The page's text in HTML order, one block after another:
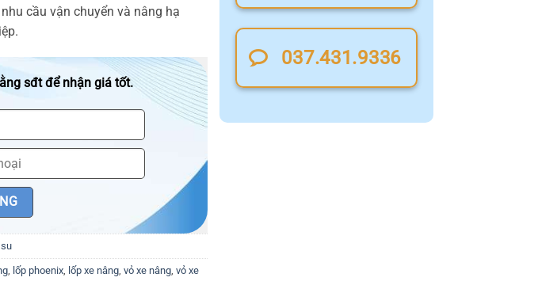
cầu vận chuyển và nâng hạ
sđt để nhận giá tốt.
, lốp phoenix, lốp xe nâng, vỏ xe nâng, vỏ xe
037.431.9336